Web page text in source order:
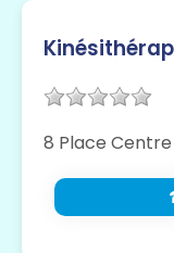
8 Place Centre